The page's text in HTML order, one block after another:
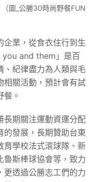
圖_公勝30時尚野餐FUN
企業，從食衣住行到生
you and them」是百
、紀律盡力為人類與毛
相關活動，預計會有試
。
長期關注運動資運分配
的發展，長期贊助台東
育學校法式滾球隊、新
魯斯棒球協會等，致力
更透過公勝志工們的力